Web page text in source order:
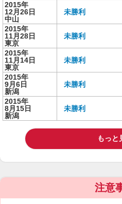
2015年
12月26日
中山
未勝利
2015年
11月28日
東京
未勝利
2015年
11月14日
東京
未勝利
2015年
9月6日
新潟
未勝利
2015年
8月15日
新潟
未勝利
もっと
注意